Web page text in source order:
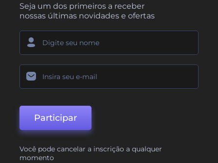
Seja um dos primeiros a receber
nossas últimas novidades e ofertas
Participar
Você pode cancelar a inscrição a qualquer
momento